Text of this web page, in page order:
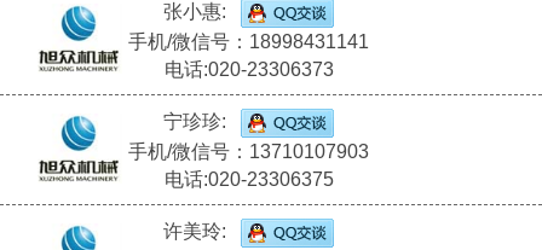
张小惠:
手机/微信号：18998431141
电话:020-23306373
宁珍珍:
手机/微信号：13710107903
电话:020-23306375
许美玲: